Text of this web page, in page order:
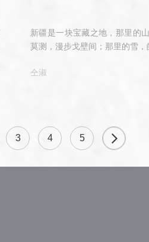
新疆是一块宝藏之地，那里的
莫测，漫步戈壁间；那里的雪，
仝淑
3 4 5
下一页